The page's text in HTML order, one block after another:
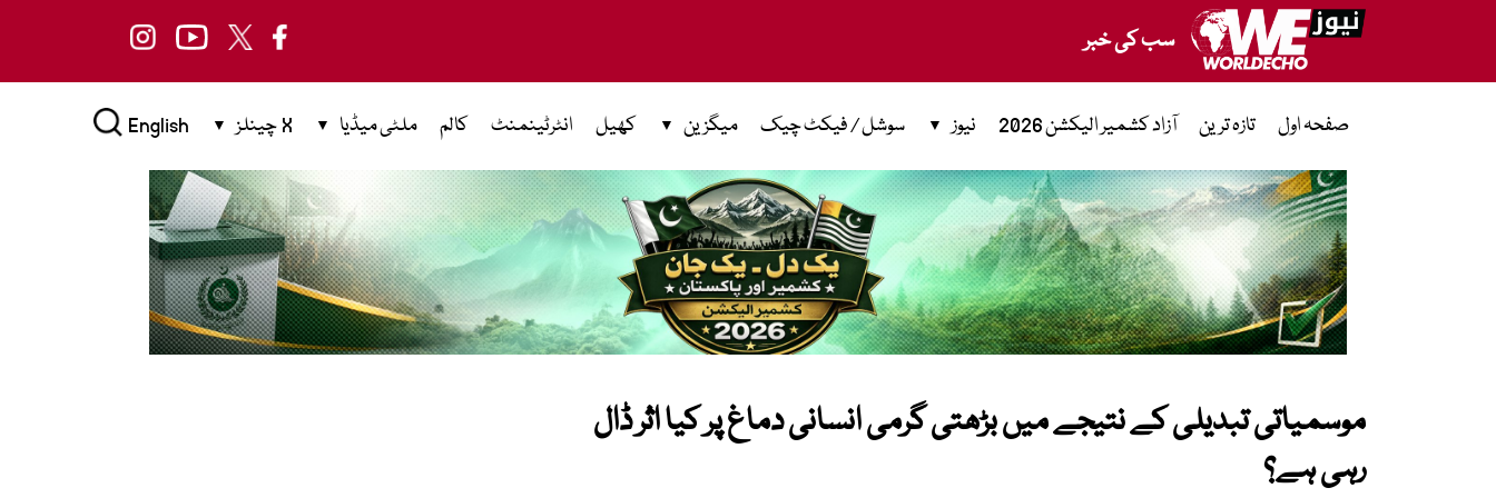
سب کی خبر
صفحہ اول تازہ ترین آزاد کشمیر الیکشن 2026 نیوز سوشل / فیکٹ چیک میگزین کھیل انٹرٹینمنٹ کالم ملٹی میڈیا X چینلز English
موسمیاتی تبدیلی کے نتیجے میں بڑھتی گرمی انسانی دماغ پر کیا اثر ڈال
رہی ہے؟